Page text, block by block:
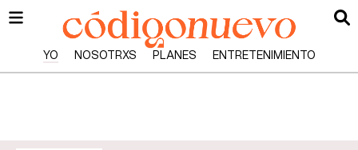
YO NOSOTRXS PLANES ENTRETENIMIENTO